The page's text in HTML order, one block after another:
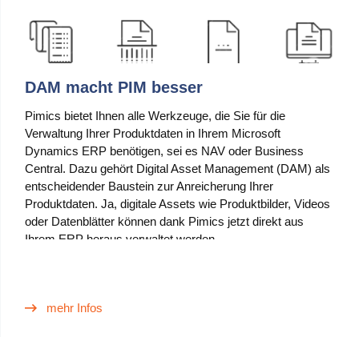
DAM macht PIM besser
Pimics bietet Ihnen alle Werkzeuge, die Sie für die
Verwaltung Ihrer Produktdaten in Ihrem Microsoft
Dynamics ERP benötigen, sei es NAV oder Business
Central. Dazu gehört Digital Asset Management (DAM) als
entscheidender Baustein zur Anreicherung Ihrer
Produktdaten. Ja, digitale Assets wie Produktbilder, Videos
oder Datenblätter können dank Pimics jetzt direkt aus
Ihrem ERP heraus verwaltet werden.
mehr Infos